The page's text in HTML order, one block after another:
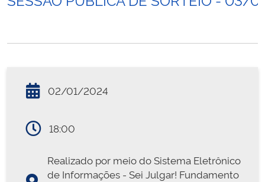
02/01/2024
18:00
Realizado por meio do Sistema Eletrônico
de Informações - Sei Julgar! Fundamento